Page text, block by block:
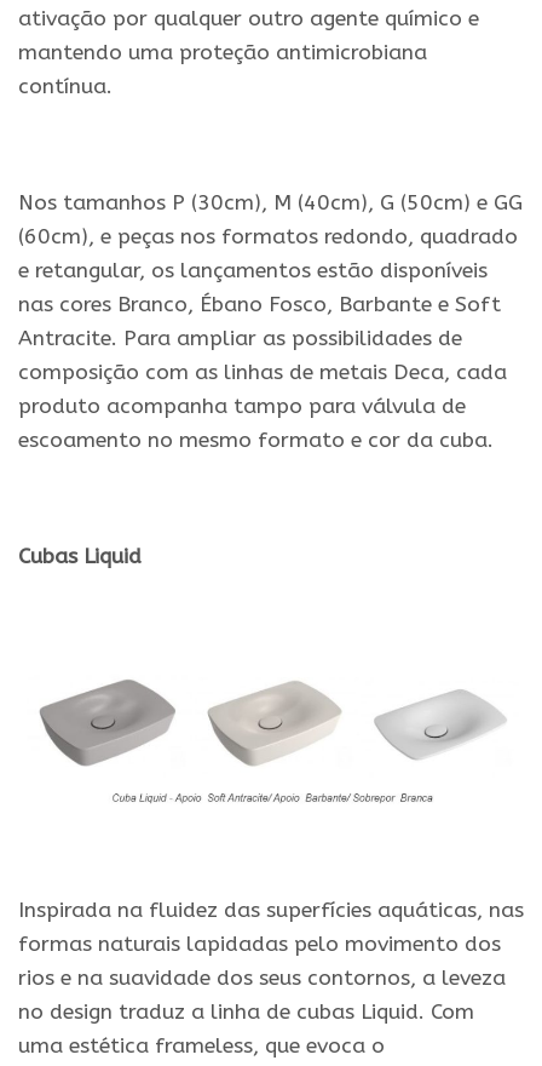
ativação por qualquer outro agente químico e
mantendo uma proteção antimicrobiana
contínua.
Nos tamanhos P (30cm), M (40cm), G (50cm) e GG
(60cm), e peças nos formatos redondo, quadrado
e retangular, os lançamentos estão disponíveis
nas cores Branco, Ébano Fosco, Barbante e Soft
Antracite. Para ampliar as possibilidades de
composição com as linhas de metais Deca, cada
produto acompanha tampo para válvula de
escoamento no mesmo formato e cor da cuba.
Cubas Liquid
Inspirada na fluidez das superfícies aquáticas, nas
formas naturais lapidadas pelo movimento dos
rios e na suavidade dos seus contornos, a leveza
no design traduz a linha de cubas Liquid. Com
uma estética frameless, que evoca o